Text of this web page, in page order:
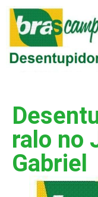
ralo no
Gabriel